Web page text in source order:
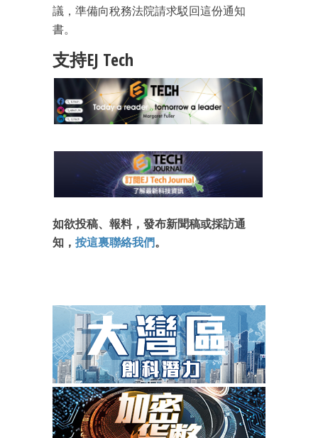
議，準備向稅務法院請求駁回這份通知
書。
支持EJ Tech
如欲投稿、報料，發布新聞稿或採訪通
知， 按這裏聯絡我們。